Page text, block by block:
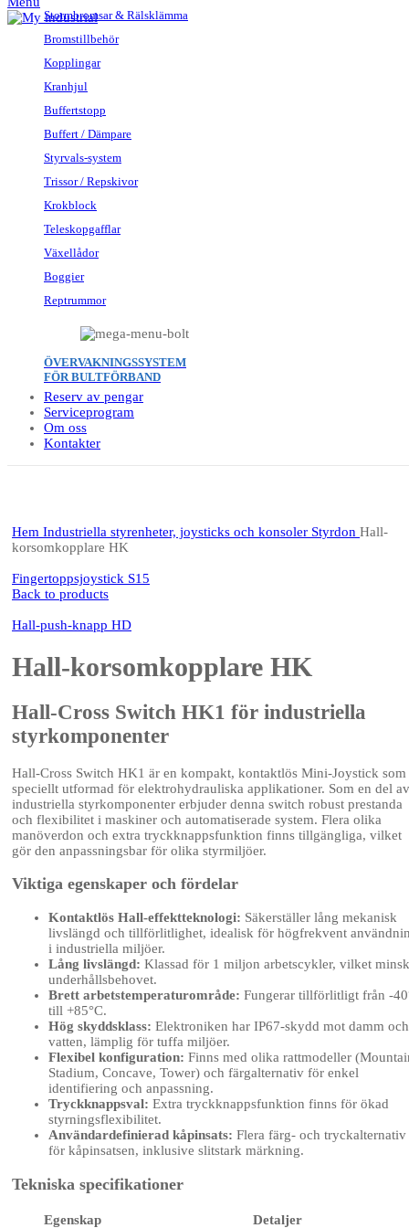
Stormbromsar & Rälsklämma
Bromstillbehör
Kopplingar
Kranhjul
Buffertstopp
Buffert / Dämpare
Styrvals-system
Trissor / Repskivor
Krokblock
Teleskopgafflar
Växellådor
Boggier
Reptrummor
ÖVERVAKNINGSSYSTEM
FÖR BULTFÖRBAND
Reserv av pengar
Serviceprogram
Om oss
Kontakter
Hem Industriella styrenheter, joysticks och konsoler Styrdon Hall-
korsomkopplare HK
Fingertoppsjoystick S15
Back to products
Hall-push-knapp HD
Hall-korsomkopplare HK
Hall-Cross Switch HK1 för industriella
styrkomponenter
Hall-Cross Switch HK1 är en kompakt, kontaktlös Mini-Joystick som
speciellt utformad för elektrohydrauliska applikationer. Som en del av
industriella styrkomponenter erbjuder denna switch robust prestanda
och flexibilitet i maskiner och automatiserade system. Flera olika
manöverdon och extra tryckknappsfunktion finns tillgängliga, vilket
gör den anpassningsbar för olika styrmiljöer.
Viktiga egenskaper och fördelar
Kontaktlös Hall-effektteknologi: Säkerställer lång mekanisk
livslängd och tillförlitlighet, idealisk för högfrekvent
i industriella miljöer.
Lång livslängd: Klassad för 1 miljon arbetscykler, vilket
underhållsbehovet.
Brett arbetstemperaturområde: Fungerar tillförlitligt från -
till +85°C.
Hög skyddsklass: Elektroniken har IP67-skydd mot damm och
vatten, lämplig för tuffa miljöer.
Flexibel konfiguration: Finns med olika rattmodeller
Stadium, Concave, Tower) och färgalternativ för enkel
identifiering och anpassning.
Tryckknappsval: Extra tryckknappsfunktion finns för ökad
styrningsflexibilitet.
Användardefinierad kåpinsats: Flera färg- och tryckalternativ
för kåpinsatsen, inklusive slitstark märkning.
Tekniska specifikationer
Egenskap Detaljer